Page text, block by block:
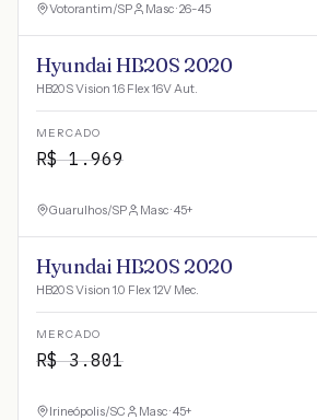
Votorantim/SP Masc · 26-45
Hyundai HB20S 2020
HB20S Vision 1.6 Flex 16V Aut.
MERCADO
R$1.969
Guarulhos/SP Masc · 45+
Hyundai HB20S 2020
HB20S Vision 1.0 Flex 12V Mec.
MERCADO
R$3.801
Irineópolis/SC Masc · 45+